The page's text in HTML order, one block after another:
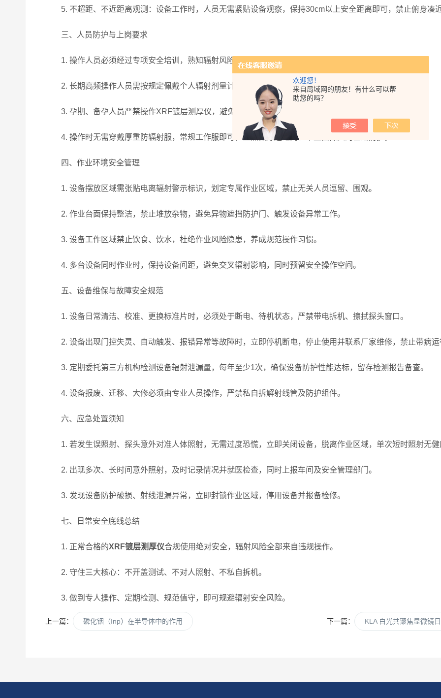
欢迎您！
来自局域网的朋友！有什么可以帮
助您的吗？
5. 不超距、不近距离观测：设备工作时，人员无需紧贴设备观察，保持30cm以上安全距离即可，禁止俯身凑近
三、人员防护与上岗要求
1. 操作人员必须经过专项安全培训，熟知辐射风险与操作规范后方可上岗，严禁无证、新手独立操作设备。
2. 长期高频操作人员需按规定佩戴个人辐射剂量计，定期检测辐射累积剂量，建立个人辐射健康档案。
3. 孕期、备孕人员严禁操作XRF镀层测厚仪，避免长期近距离接触设备，规避潜在累积风险。
4. 操作时无需穿戴厚重防辐射服，常规工作服即可，重点做好远距离、不直面探头的基础防护。
四、作业环境安全管理
1. 设备摆放区域需张贴电离辐射警示标识，划定专属作业区域，禁止无关人员逗留、围观。
2. 作业台面保持整洁，禁止堆放杂物，避免异物遮挡防护门、触发设备异常工作。
3. 设备工作区域禁止饮食、饮水，杜绝作业风险隐患，养成规范操作习惯。
4. 多台设备同时作业时，保持设备间距，避免交叉辐射影响，同时预留安全操作空间。
五、设备维保与故障安全规范
1. 设备日常清洁、校准、更换标准片时，必须处于断电、待机状态，严禁带电拆机、擦拭探头窗口。
2. 设备出现门控失灵、自动触发、报错异常等故障时，立即停机断电，停止使用并联系厂家维修，禁止带病运
3. 定期委托第三方机构检测设备辐射泄漏量，每年至少1次，确保设备防护性能达标，留存检测报告备查。
4. 设备报废、迁移、大修必须由专业人员操作，严禁私自拆解射线管及防护组件。
六、应急处置须知
1. 若发生误照射、探头意外对准人体照射，无需过度恐慌，立即关闭设备，脱离作业区域，单次短时照射无健
2. 出现多次、长时间意外照射，及时记录情况并就医检查，同时上报车间及安全管理部门。
3. 发现设备防护破损、射线泄漏异常，立即封锁作业区域，停用设备并报备检修。
七、日常安全底线总结
1. 正常合格的XRF镀层测厚仪合规使用绝对安全，辐射风险全部来自违规操作。
2. 守住三大核心：不开盖测试、不对人照射、不私自拆机。
3. 做到专人操作、定期检测、规范值守，即可规避辐射安全风险。
上一篇： 磷化铟（Inp）在半导体中的作用 下一篇： KLA 白光共聚焦显微镜